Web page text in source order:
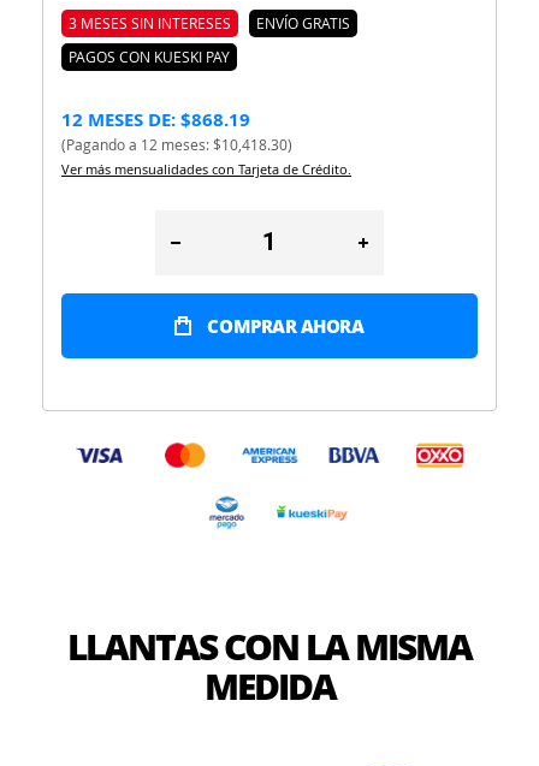
3 MESES SIN INTERESES
ENVÍO GRATIS
PAGOS CON KUESKI PAY
12 MESES DE: $868.19
(Pagando a 12 meses: $10,418.30)
Ver más mensualidades con Tarjeta de Crédito.
COMPRAR AHORA
LLANTAS CON LA MISMA
MEDIDA